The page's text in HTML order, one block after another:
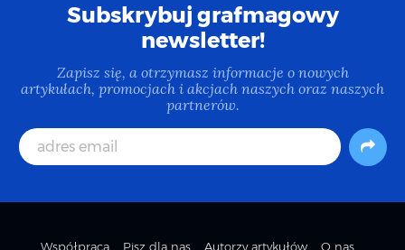
Subskrybuj grafmagowy
newsletter!
Zapisz się, a otrzymasz informacje o nowych
artykułach, promocjach i akcjach naszych oraz naszych
partnerów.
Współpraca Pisz dla nas Autorzy artykułów O nas